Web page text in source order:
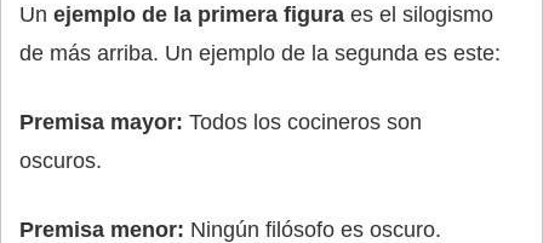
Un ejemplo de la primera figura es el silogismo
de más arriba. Un ejemplo de la segunda es este:
Premisa mayor: Todos los cocineros son
oscuros.
Premisa menor: Ningún filósofo es oscuro.